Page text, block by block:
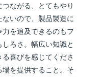
ながる、とてもやり
いので、製品製造に
を追及できるのもフ
ろさ。幅広い知識と
喜びを感じてくださ
を提供すること。そ